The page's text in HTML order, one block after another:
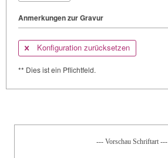
Anmerkungen zur Gravur
Konfiguration zurücksetzen
** Dies ist ein Pflichtfeld.
--- Vorschau Schriftart ---